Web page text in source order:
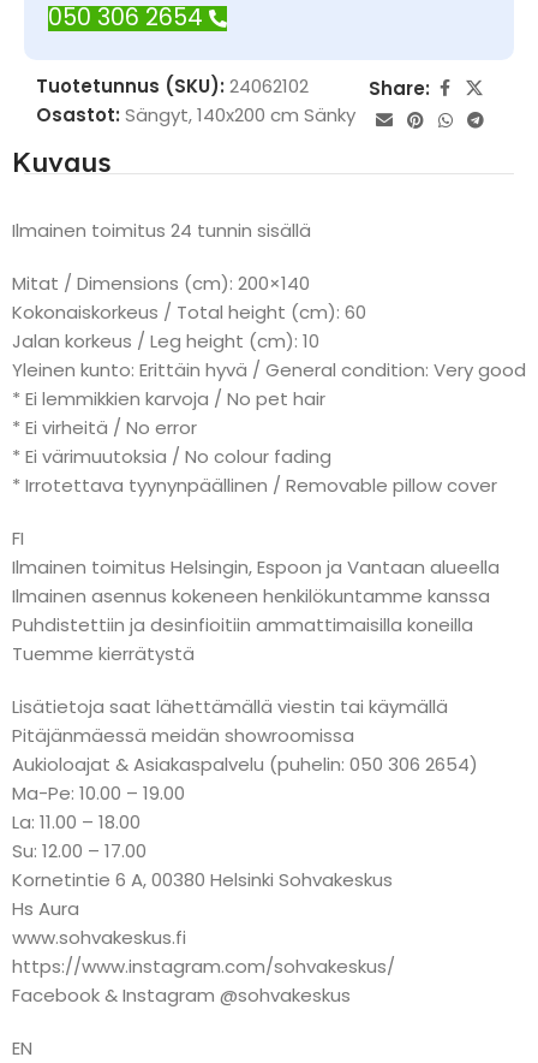
050 306 2654
Tuotetunnus (SKU): 24062102
Osastot: Sängyt,140x200 cm Sänky
Share:
Kuvaus
Ilmainen toimitus 24 tunnin sisällä
Mitat / Dimensions (cm): 200×140
Kokonaiskorkeus / Total height (cm): 60
Jalan korkeus / Leg height (cm): 10
Yleinen kunto: Erittäin hyvä / General condition: Very good
* Ei lemmikkien karvoja / No pet hair
* Ei virheitä / No error
* Ei värimuutoksia / No colour fading
* Irrotettava tyynynpäällinen / Removable pillow cover
FI
Ilmainen toimitus Helsingin, Espoon ja Vantaan alueella
Ilmainen asennus kokeneen henkilökuntamme kanssa
Puhdistettiin ja desinfioitiin ammattimaisilla koneilla
Tuemme kierrätystä
Lisätietoja saat lähettämällä viestin tai käymällä
Pitäjänmäessä meidän showroomissa
Aukioloajat & Asiakaspalvelu (puhelin: 050 306 2654)
Ma-Pe: 10.00 – 19.00
La: 11.00 – 18.00
Su: 12.00 – 17.00
Kornetintie 6 A, 00380 Helsinki Sohvakeskus
Hs Aura
www.sohvakeskus.fi
https://www.instagram.com/sohvakeskus/
Facebook & Instagram @sohvakeskus
EN